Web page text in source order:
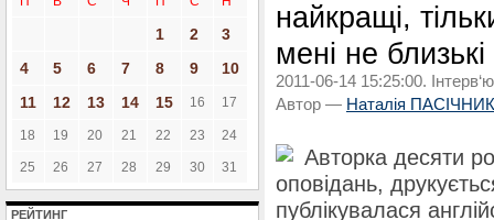
1 2
3
4
5 6 7 8 9
10
11
12 13 14 15 16 17
18 19 20 21 22 23 24
25 26 27 28 29 30 31
РЕЙТИНГ
найкращі,
мені не близькі
2011-06-14 15:25:00.
Автор — Наталія ПАСІЧНИК
Авторка десяти
оповідань,
публікувалася